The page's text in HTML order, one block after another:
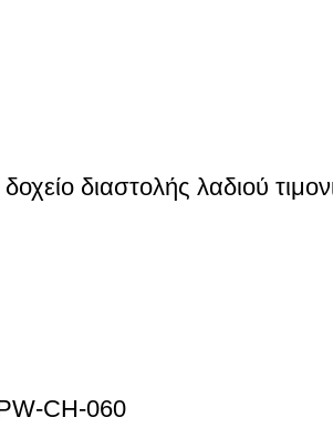
διαστολής λαδιού
CH-060